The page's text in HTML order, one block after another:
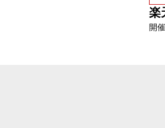
楽
開